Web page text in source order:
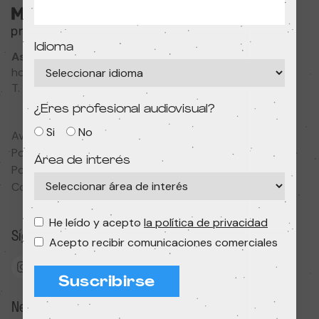
Associació Cultural MODIband
hola@primerfestivaldecine.com
T. 933 023 553
Aviso legal
Política de privacidad
Política de cookies
Condiciones de contratación
Síguenos
Newsletter
Idioma
¿Eres profesional audiovisual?
Si No
Área de interés
He leído y acepto la política de privacidad
Acepto recibir comunicaciones comerciales
Suscribirse